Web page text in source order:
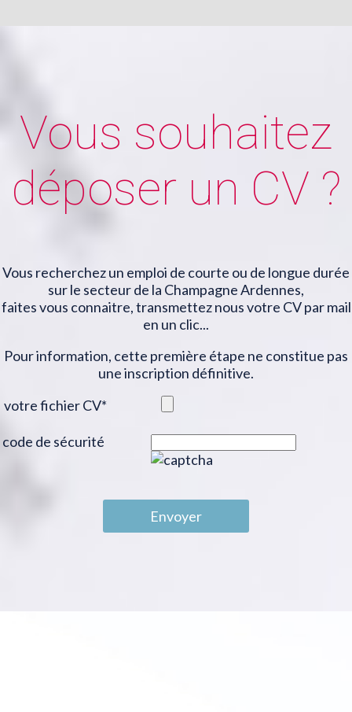
Vous souhaitez
déposer un CV ?
Vous recherchez un emploi de courte ou de longue durée
sur le secteur de la Champagne Ardennes,
faites vous connaitre, transmettez nous votre CV par mail
en un clic...
Pour information, cette première étape ne constitue pas
une inscription définitive.
votre fichier CV*
code de sécurité
Envoyer